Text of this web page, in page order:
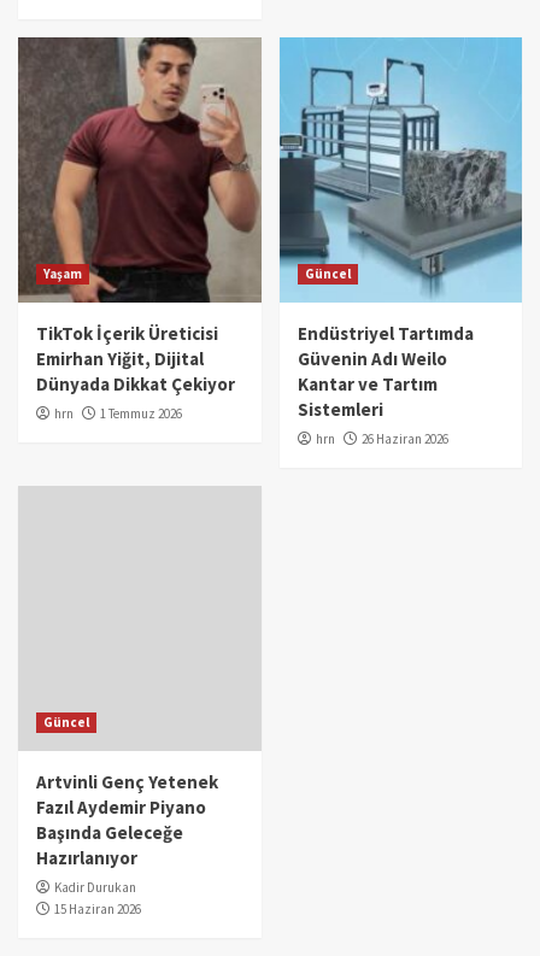
Yaşam
TikTok İçerik Üreticisi
Emirhan Yiğit, Dijital
Dünyada Dikkat Çekiyor
hrn 1 Temmuz 2026
Güncel
Endüstriyel Tartımda
Güvenin Adı Weilo
Kantar ve Tartım
Sistemleri
hrn 26 Haziran 2026
Güncel
Artvinli Genç Yetenek
Fazıl Aydemir Piyano
Başında Geleceğe
Hazırlanıyor
Kadir Durukan
15 Haziran 2026